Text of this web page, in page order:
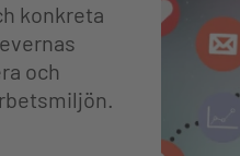
konkreta
och